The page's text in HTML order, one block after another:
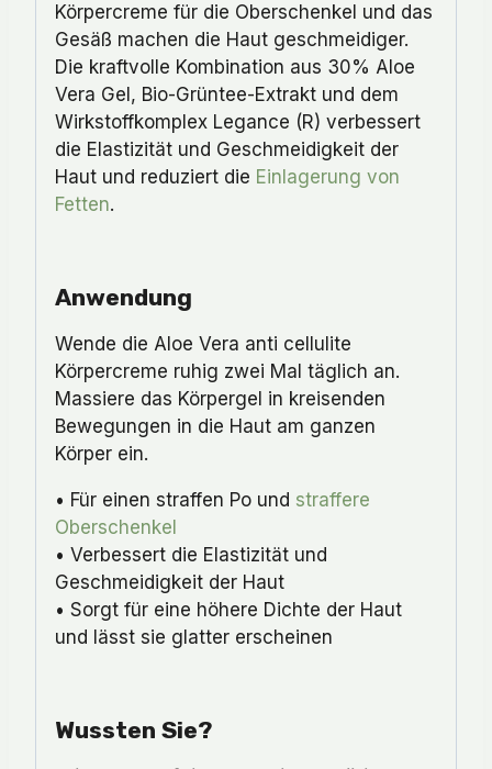
Körpercreme für die Oberschenkel und das
Gesäß machen die Haut geschmeidiger.
Die kraftvolle Kombination aus 30% Aloe
Vera Gel, Bio-Grüntee-Extrakt und dem
Wirkstoffkomplex Legance (R) verbessert
die Elastizität und Geschmeidigkeit der
Haut und reduziert die Einlagerung von
Fetten.
Anwendung
Wende die Aloe Vera anti cellulite
Körpercreme ruhig zwei Mal täglich an.
Massiere das Körpergel in kreisenden
Bewegungen in die Haut am ganzen
Körper ein.
• Für einen straffen Po und straffere
Oberschenkel
• Verbessert die Elastizität und
Geschmeidigkeit der Haut
• Sorgt für eine höhere Dichte der Haut
und lässt sie glatter erscheinen
Wussten Sie?